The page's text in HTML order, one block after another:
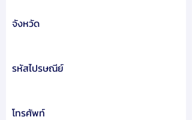
จังหวัด
รหัสไปรษณีย์
โทรศัพท์